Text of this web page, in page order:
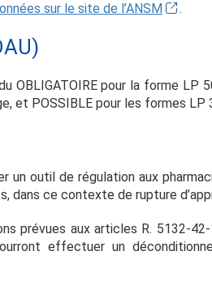
sur le site de l’ANSM .
OBLIGATOIRE pour la forme LP
et POSSIBLE pour les formes LP
un outil de régulation aux
dans ce contexte de rupture
prévues aux articles R. 5132-
effectuer un